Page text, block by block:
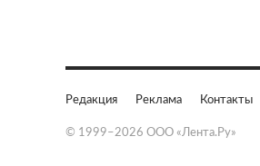
Редакция Реклама Контакты
© 1999–2026 ООО «Лента.Ру»